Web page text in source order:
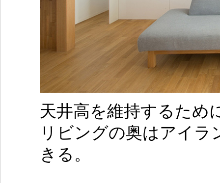
天井高を維持するため
リビングの奥はアイ
きる。